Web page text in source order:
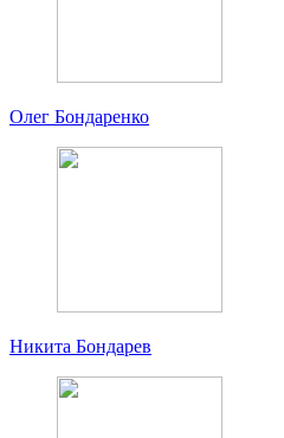
Олег Бондаренко
Никита Бондарев